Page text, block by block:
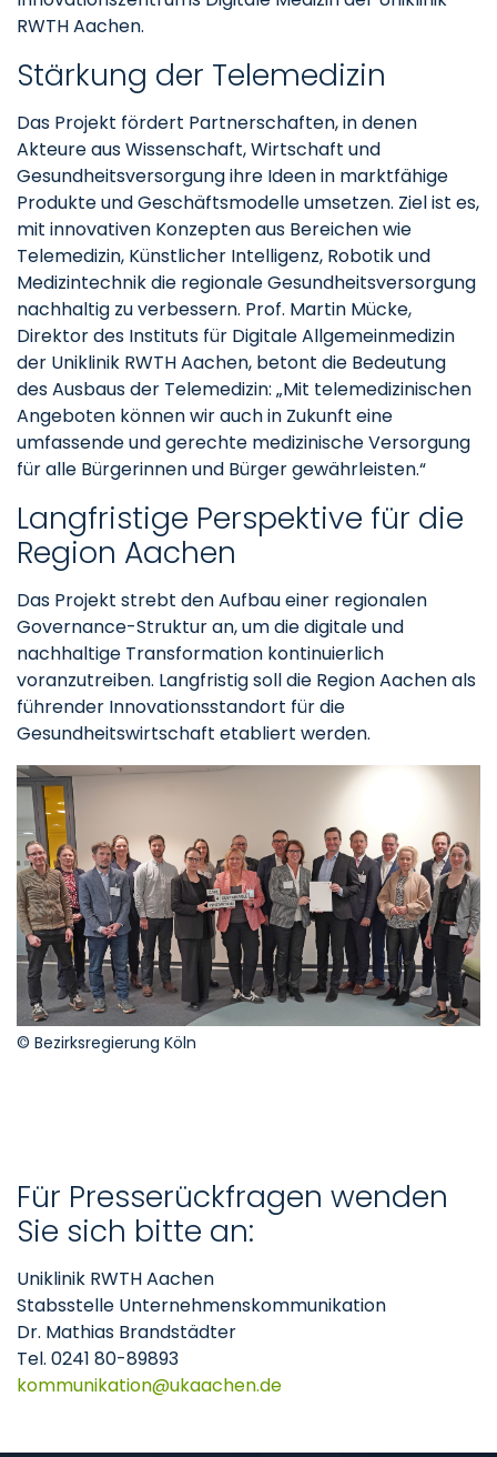
RWTH Aachen.
Stärkung der Telemedizin
Das Projekt fördert Partnerschaften, in denen
Akteure aus Wissenschaft, Wirtschaft und
Gesundheitsversorgung ihre Ideen in marktfähige
Produkte und Geschäftsmodelle umsetzen. Ziel ist es,
mit innovativen Konzepten aus Bereichen wie
Telemedizin, Künstlicher Intelligenz, Robotik und
Medizintechnik die regionale Gesundheitsversorgung
nachhaltig zu verbessern. Prof. Martin Mücke,
Direktor des Instituts für Digitale Allgemeinmedizin
der Uniklinik RWTH Aachen, betont die Bedeutung
des Ausbaus der Telemedizin: „Mit telemedizinischen
Angeboten können wir auch in Zukunft eine
umfassende und gerechte medizinische Versorgung
für alle Bürgerinnen und Bürger gewährleisten.“
Langfristige Perspektive für die
Region Aachen
Das Projekt strebt den Aufbau einer regionalen
Governance-Struktur an, um die digitale und
nachhaltige Transformation kontinuierlich
voranzutreiben. Langfristig soll die Region Aachen als
führender Innovationsstandort für die
Gesundheitswirtschaft etabliert werden.
© Bezirksregierung Köln
Für Presserückfragen wenden
Sie sich bitte an:
Uniklinik RWTH Aachen
Stabsstelle Unternehmenskommunikation
Dr. Mathias Brandstädter
Tel. 0241 80-89893
kommunikation
ukaachende